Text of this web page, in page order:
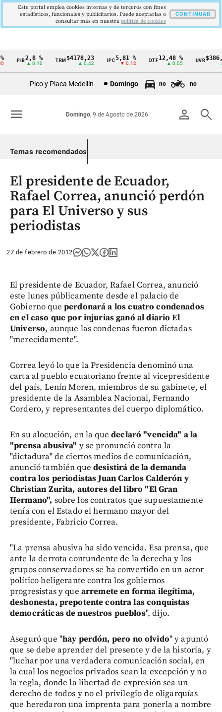
Cintillo
Colombia
PIB2,8 %
▲ 0.10
TRM$4178,23
▲ 0.42
5,81 %
▼ 0.12
DTF12,48 %
▲ 0.05
UVR
▲
Pico y Placa Medellín Domingo no no
person search
Domingo, 9 de Agosto de 2026
menu
Temas recomendados
El presidente de Ecuador,
Rafael Correa, anunció perdón
para El Universo y sus
periodistas
27 de febrero de 2012
El presidente de Ecuador, Rafael Correa, anunció
este lunes públicamente desde el palacio de
Gobierno que perdonará a los cuatro condenados
en el caso que por injurias ganó al diario El
Universo, aunque las condenas fueron dictadas
"merecidamente".
Correa leyó lo que la Presidencia denominó una
carta al pueblo ecuatoriano frente al vicepresidente
del país, Lenín Moren, miembros de su gabinete, el
presidente de la Asamblea Nacional, Fernando
Cordero, y representantes del cuerpo diplomático.
En su alocución, en la quedeclaró "vencida" a la
"prensa abusiva" y se pronunció contra la
"dictadura" de ciertos medios de comunicación,
anunció también que desistirá de la demanda
contra los periodistas Juan Carlos Calderón y
Christian Zurita, autores del libro "El Gran
Hermano", sobre los contratos que supuestamente
tenía con el Estado el hermano mayor del
presidente, Fabricio Correa.
"La prensa abusiva ha sido vencida. Esa prensa, que
ante la derrota contundente de la derecha y los
grupos conservadores se ha convertido en un actor
político beligerante contra los gobiernos
progresistas y que arremete en forma ilegítima,
deshonesta, prepotente contra las conquistas
democráticas de nuestros pueblos", dijo.
Aseguró que "hay perdón, pero no olvido" y apuntó
que se debe aprender del presente y de la historia, y
"luchar por una verdadera comunicación social, en
la cual los negocios privados sean la excepción y no
la regla, donde la libertad de expresión sea un
derecho de todos y no el privilegio de oligarquías
que heredaron una imprenta para ponerla a nombre
Este portal emplea cookies internas y de terceros con fines
estadísticos, funcionales y publicitarios. Puede aceptarlas o
consultar más en nuestra politica de cookies
CONTINUAR